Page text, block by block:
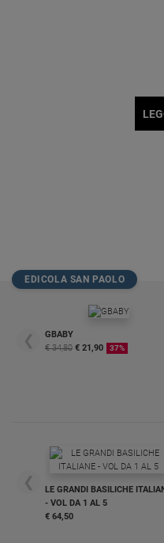
EDICOLA SAN PAOLO
❮
GBABY
€ 34,80 € 21,90 37%
❮
LE GRANDI BASILICHE
- VOL DA 1 AL 5
€ 64,50